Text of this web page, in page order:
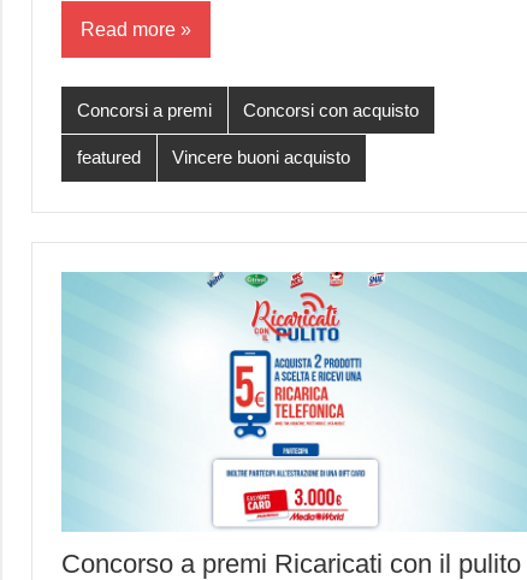
Read more
Concorsi a premi Concorsi con acquisto
featured Vincere buoni acquisto
Concorso a premi Ricaricati con il pulito